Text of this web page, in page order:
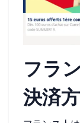
フラ
決済